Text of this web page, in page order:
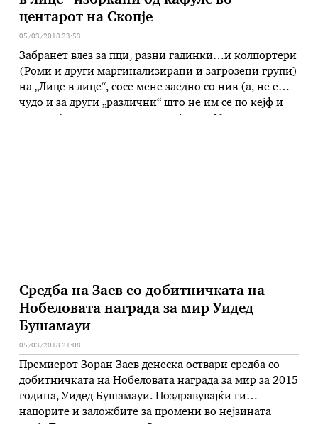
центарот на Скопје
05/03/2018 23:53
Забранет влез за пци, разни гадинки…и колпортери
(Роми и други маргинализирани и загрозени групи)
на „Лице в лице“, сосе мене заедно со нив (а, не е
чудо и за други „различни“ што не им се по кејф и
Средба на Заев со добитничката на
Нобеловата награда за мир Уидед
Бушамауи
05/03/2018 21:08
Премиерот Зоран Заев денеска оствари средба со
добитничката на Нобеловата награда за мир за 2015
година, Уидед Бушамауи. Поздравувајќи ги
напорите и заложбите за промени во нејзината